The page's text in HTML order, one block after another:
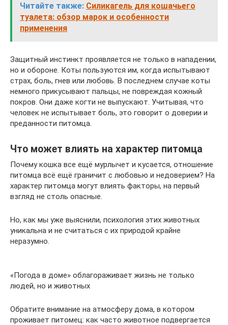
Читайте также: Силикагель для кошачьего
туалета: обзор марок и особенности
применения
Защитный инстинкт проявляется не только в нападении,
но и обороне. Коты пользуются им, когда испытывают
страх, боль, гнев или любовь. В последнем случае коты
немного прикусывают пальцы, не повреждая кожный
покров. Они даже когти не выпускают. Учитывая, что
человек не испытывает боль, это говорит о доверии и
преданности питомца.
Что может влиять на характер питомца
Почему кошка все ещё мурлычет и кусается, отношение
питомца всё ещё граничит с любовью и недоверием? На
характер питомца могут влиять факторы, на первый
взгляд не столь опасные.
Но, как мы уже выяснили, психология этих животных
уникальна и не считаться с их природой крайне
неразумно.
«Погода в доме» облагораживает жизнь не только
людей, но и животных
Обратите внимание на атмосферу дома, в котором
проживает питомец: как часто животное подвергается